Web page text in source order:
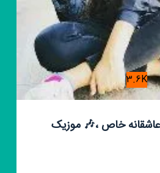
3.6K
خاص ،🎶 موزیک